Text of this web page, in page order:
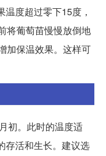
度超过零下15度，
将葡萄苗慢慢放倒地
加保温效果。这样可
初。此时的温度适
存活和生长。建议选